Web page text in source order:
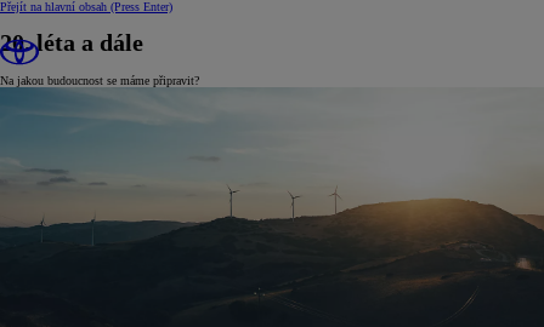
Přejít na hlavní obsah (Press Enter)
20. léta a dále
Na jakou budoucnost se máme připravit?